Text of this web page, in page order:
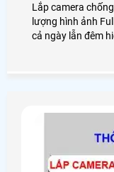
Lắp camera
lượng hình ảnh
cả ngày lẫn đêm